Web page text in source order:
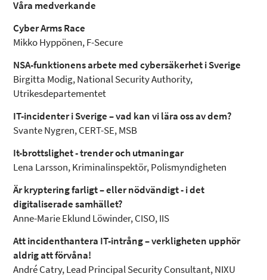
Våra medverkande
Cyber Arms Race
Mikko Hyppönen, F-Secure
NSA-funktionens arbete med cybersäkerhet i Sverige
Birgitta Modig, National Security Authority,
Utrikesdepartementet
IT-incidenter i Sverige – vad kan vi lära oss av dem?
Svante Nygren, CERT-SE, MSB
It-brottslighet - trender och utmaningar
Lena Larsson, Kriminalinspektör, Polismyndigheten
Är kryptering farligt – eller nödvändigt - i det
digitaliserade samhället?
Anne-Marie Eklund Löwinder, CISO, IIS
Att incidenthantera IT-intrång – verkligheten upphör
aldrig att förvåna!
André Catry, Lead Principal Security Consultant, NIXU